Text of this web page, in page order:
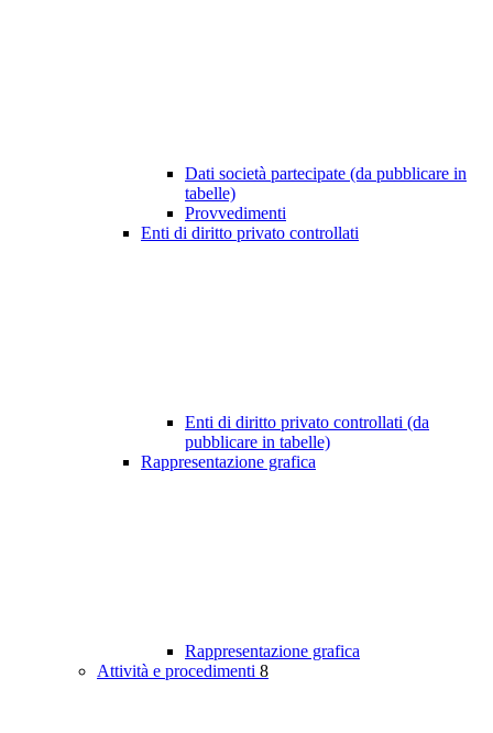
Dati società partecipate (da pubblicare in
tabelle)
Provvedimenti
Enti di diritto privato controllati
Enti di diritto privato controllati (da
pubblicare in tabelle)
Rappresentazione grafica
Rappresentazione grafica
Attività e procedimenti 8